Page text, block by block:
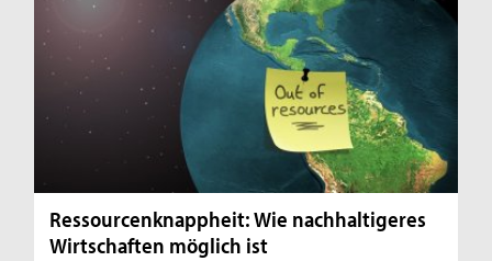
Ressourcenknappheit: Wie nachhaltigeres
Wirtschaften möglich ist